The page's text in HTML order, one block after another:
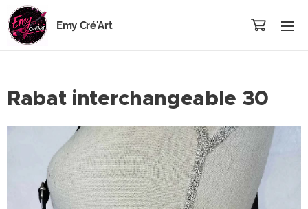
Emy Cré'Art
Rabat interchangeable 30